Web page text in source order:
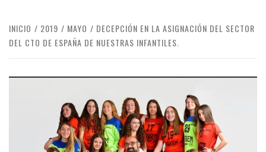
INICIO 2019 MAYO
DECEPCIÓN EN LA ASIGNACIÓN DEL SECTOR
DEL CTO DE ESPAÑA DE NUESTRAS INFANTILES.